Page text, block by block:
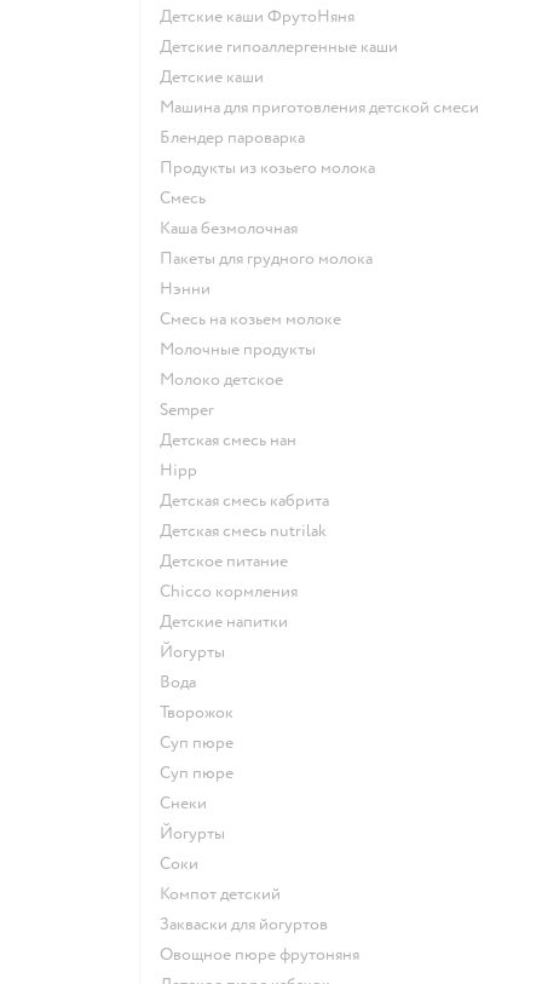
Детские каши ФрутоНяня
Детские гипоаллергенные каши
детские каши
машина для приготовления детской смеси
блендер пароварка
продукты из козьего молока
смесь
каша безмолочная
пакеты для грудного молока
нэнни
смесь на козьем молоке
молочные продукты
молоко детское
semper
детская смесь нан
hipp
детская смесь кабрита
детская смесь nutrilak
детское питание
chicco кормления
детские напитки
йогурты
Вода
творожок
суп пюре
суп пюре
Снеки
йогурты
Соки
компот детский
Закваски для йогуртов
овощное пюре фрутоняня